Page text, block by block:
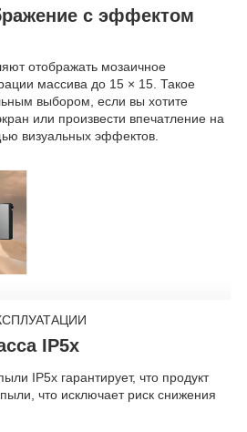
с эффектом
отображать мозаичное
массива до 15 × 15. Такое
выбором, если вы хотите
или произвести впечатление на
визуальных эффектов.
IP5x
IP5x гарантирует, что продукт
что исключает риск снижения